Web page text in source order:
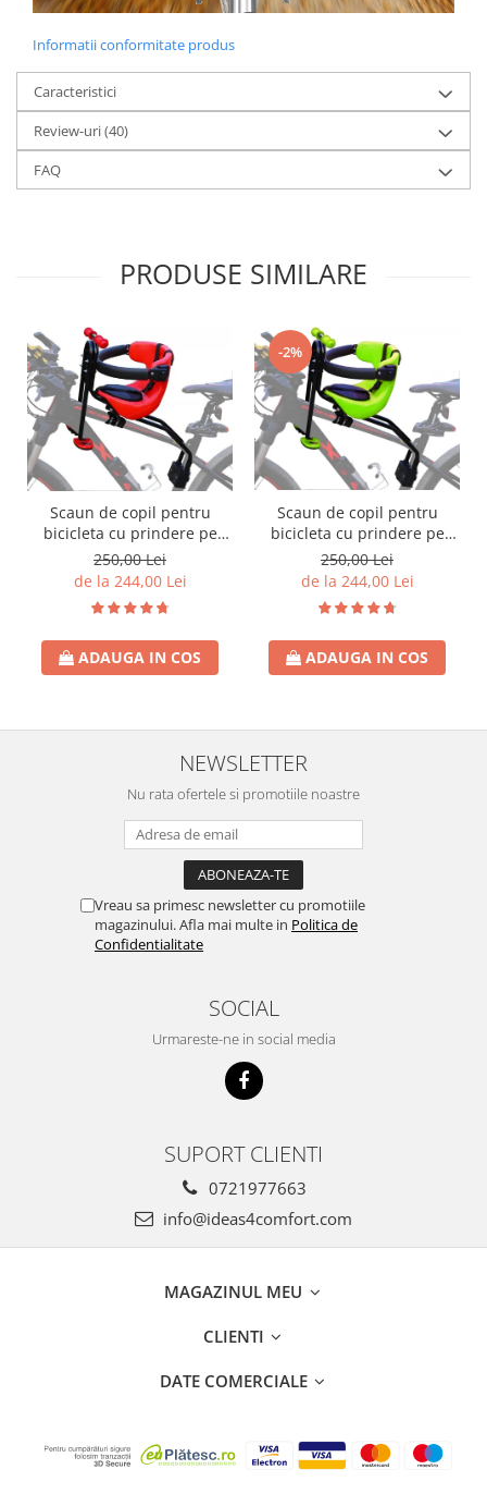
Informatii conformitate produs
Caracteristici
Review-uri(40)
FAQ
PRODUSE SIMILARE
Scaun de copil pentru
bicicleta cu prindere pe
bara orizontala din fata,
centuri de siguranta,
sarcina maxima 20 kg,
suport picioare
250,00 Lei
de la 244,00 Lei
ADAUGA IN COS
-2%
Scaun de copil pentru
bicicleta cu prindere pe
bara orizontala din fata,
centuri de siguranta,
sarcina maxima 20 kg,
suport picioare
250,00 Lei
de la 244,00 Lei
ADAUGA IN COS
NEWSLETTER
Nu rata ofertele si promotiile noastre
Vreau sa primesc newsletter cu promotiile
magazinului. Afla mai multe in Politica de
Confidentialitate
SOCIAL
Urmareste-ne in social media
SUPORT CLIENTI
0721977663
info@ideas4comfort.com
MAGAZINUL MEU
CLIENTI
DATE COMERCIALE